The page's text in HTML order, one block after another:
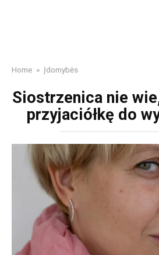
Home » Įdomybės
Siostrzenica nie
przyjaciółkę do